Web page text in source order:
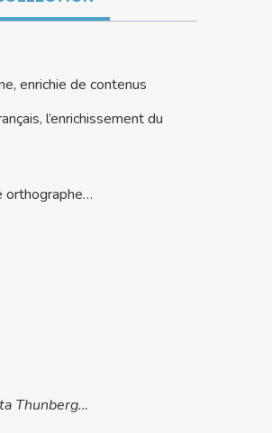
enrichie de contenus
l’enrichissement du
orthographe…
Thunberg…